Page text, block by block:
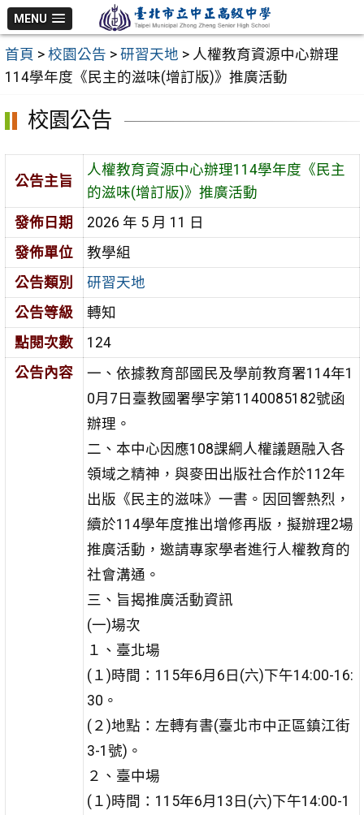
跳
至
主
要
MENU
首頁 > 校園公告 > 研習天地 > 人權教育資源中心辦理
114學年度《民主的滋味(增訂版)》推廣活動
校園公告
公告主旨
人權教育資源中心辦理114學年度《民主
的滋味(增訂版)》推廣活動
發佈日期
2026 年 5 月 11 日
發佈單位
教學組
公告類別
研習天地
公告等級
轉知
點閱次數
124
公告內容
一、依據教育部國民及學前教育署114年1
0月7日臺教國署學字第1140085182號函
辦理。
二、本中心因應108課綱人權議題融入各
領域之精神，與麥田出版社合作於112年
出版《民主的滋味》一書。因回響熱烈，
續於114學年度推出增修再版，擬辦理2場
推廣活動，邀請專家學者進行人權教育的
社會溝通。
三、旨揭推廣活動資訊
(一)場次
１、臺北場
(１)時間：115年6月6日(六)下午14:00-16:
30。
(２)地點：左轉有書(臺北市中正區鎮江街
3-1號)。
２、臺中場
(１)時間：115年6月13日(六)下午14:00-1